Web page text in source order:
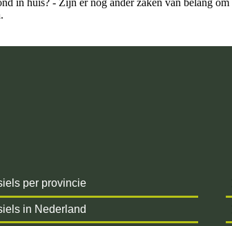
in huis? - Zijn er nog ander zaken van belang
per provincie
in Nederland